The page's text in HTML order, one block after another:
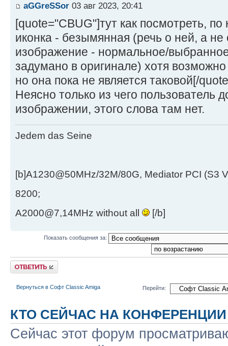
aGGreSSor 03 авг 2023, 20:41
[quote="CBUG"]тут как посмотреть, по
иконка - безымянная (речь о ней, а не
изображение - нормальное/
задумано в оригинале) хотя возможно
но она пока не является таковой[/
Неясно только из чего пользователь
изображении, этого слова там нет.
Jedem das Seine
[b]A1230@50MHz/32M/80G, Mediator PCI (S3
8200;
A2000@7,14MHz without all
[/b]
Показать сообщения за:
Ответить
Вернуться в Софт Classic Amiga Перейти:
КТО СЕЙЧАС НА КОНФЕРЕНЦИИ
Сейчас этот форум